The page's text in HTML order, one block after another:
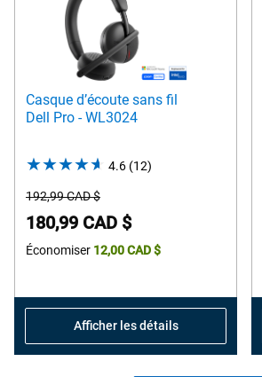
Casque d’écoute sans fil
Dell Pro - WL3024
4.6 (12)
stars.
Prix
de
départ
192,99 CAD $
Prix
Dell
180,99 CAD $
Économiser 12,00 CAD $
Afficher les détails